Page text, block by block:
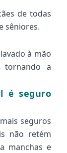
de todas
sêniores.
à mão
tornando a
é seguro
seguros
não retém
manchas e